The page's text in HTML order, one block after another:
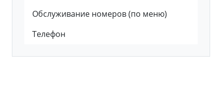
Обслуживание номеров (по меню)
Телефон